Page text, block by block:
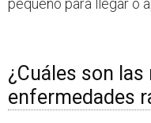
pequeño para llegar o
¿Cuáles son
enfermedades